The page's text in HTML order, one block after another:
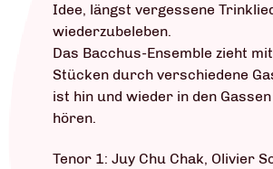
Idee, längst vergessene
wiederzubeleben.
Das Bacchus-Ensemble zieht
Stücken durch verschiedene
ist hin und wieder in den
hören.
Tenor 1: Juy Chu Chak, Olivier